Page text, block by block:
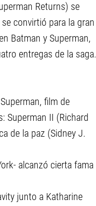
Returns) se
convirtió para la gran
Batman y Superman,
entregas de la saga.
film de
Superman II (Richard
de la paz (Sidney J.
alcanzó cierta fama
junto a Katharine